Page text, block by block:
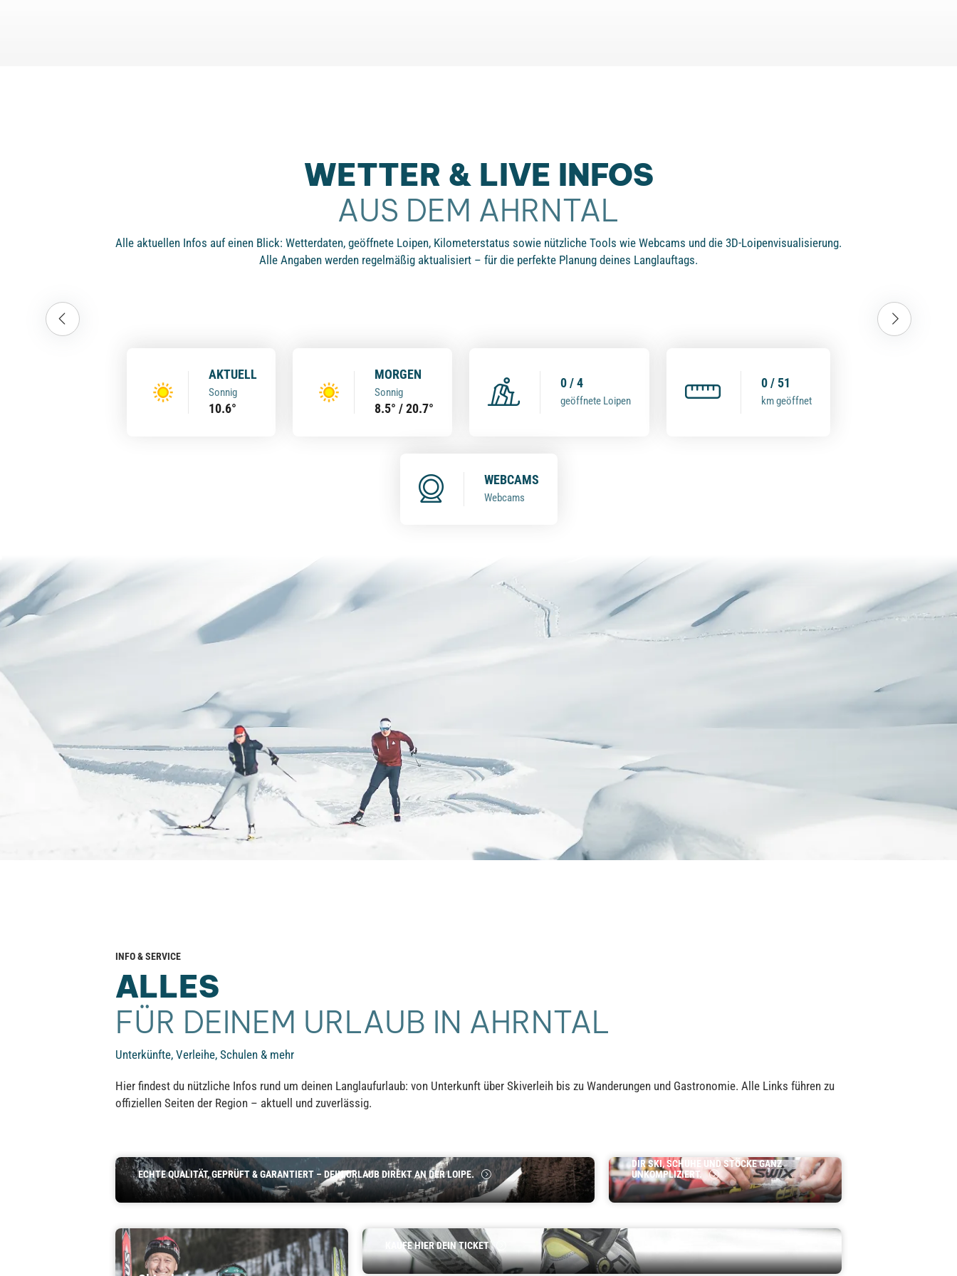
WETTER & LIVE INFOS
AUS DEM AHRNTAL
Alle aktuellen Infos auf einen Blick: Wetterdaten, geöffnete Loipen, Kilometerstatus sowie nützliche Tools wie Webcams und die 3D-Loipenvisualisierung.
Alle Angaben werden regelmäßig aktualisiert – für die perfekte Planung deines Langlauftags.
AKTUELL
Sonnig
10.6°
MORGEN
Sonnig
8.5° / 20.7°
0 / 4
geöffnete Loipen
0 / 51
km geöffnet
WEBCAMS
Webcams
INFO & SERVICE
ALLES
FÜR DEINEM URLAUB IN AHRNTAL
Unterkünfte, Verleihe, Schulen & mehr
Hier findest du nützliche Infos rund um deinen Langlaufurlaub: von Unterkunft über Skiverleih bis zu Wanderungen und Gastronomie. Alle Links führen zu
offiziellen Seiten der Region – aktuell und zuverlässig.
ECHTE QUALITÄT, GEPRÜFT & GARANTIERT – DEIN URLAUB DIREKT AN DER LOIPE.
DIR SKI, SCHUHE UND STÖCKE GANZ
UNKOMPLIZIERT.
KAUFE HIER DEIN TICKET